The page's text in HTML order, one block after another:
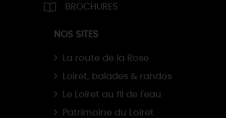
BROCHURES
NOS SITES
La route de la Rose
Loiret, balades & randos
Le Loiret au fil de l'eau
Patrimoine du Loiret